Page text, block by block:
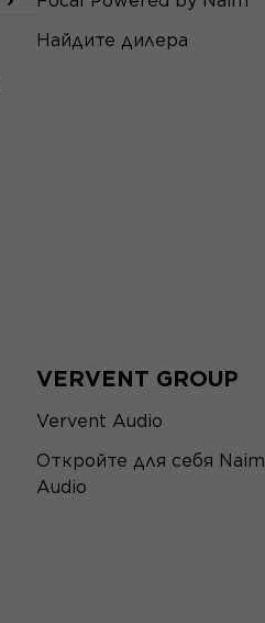
Найдите дилера
VERVENT GROUP
Vervent Audio
Откройте для себя Naim
Audio